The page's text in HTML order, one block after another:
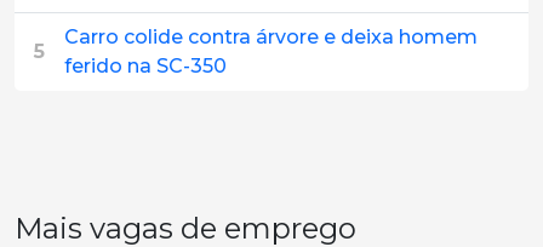
5
Carro colide contra árvore e deixa homem
ferido na SC-350
Mais vagas de emprego